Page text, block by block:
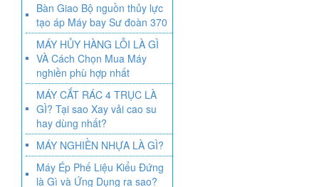
Bàn Giao Bộ nguồn thủy lực
tạo áp Máy bay Sư đoàn 370
MÁY HỦY HÀNG LỖI LÀ GÌ
VÀ Cách Chọn Mua Máy
nghiền phù hợp nhất
MÁY CẮT RÁC 4 TRỤC LÀ
GÌ? Tại sao Xay vải cao su
hay dùng nhất?
MÁY NGHIỀN NHỰA LÀ GÌ?
Máy Ép Phế Liệu Kiểu Đứng
là Gì và Ứng Dụng ra sao?